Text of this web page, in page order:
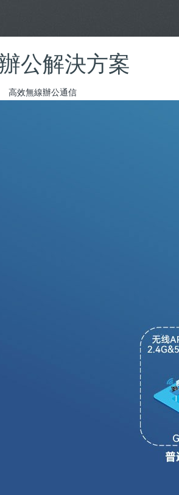
公解決方案
高效無線辦公通信